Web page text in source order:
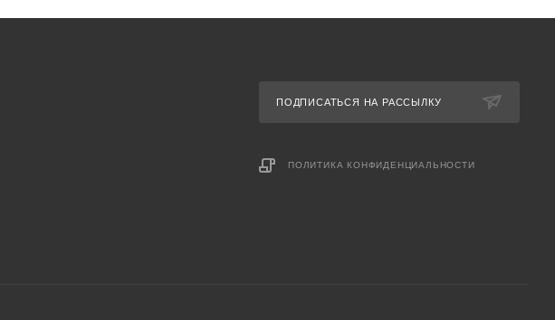
ПОДПИСАТЬСЯ НА РАССЫЛКУ
ПОЛИТИКА КОНФИДЕНЦИАЛЬНОСТИ